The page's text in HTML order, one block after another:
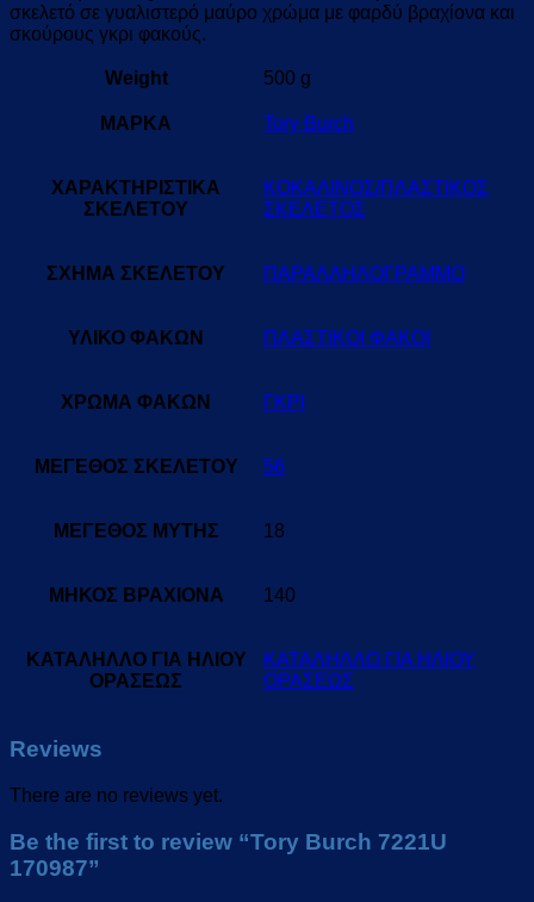
σκελετό σε γυαλιστερό μαύρο χρώμα με φαρδύ βραχίονα και
σκούρους γκρι φακούς.
Weight 500 g
ΜΑΡΚΑ Tory Burch
ΧΑΡΑΚΤΗΡΙΣΤΙΚΑ
ΣΚΕΛΕΤΟΥ
ΚΟΚΑΛΙΝΟΣ/ΠΛΑΣΤΙΚΟΣ
ΣΚΕΛΕΤΟΣ
ΣΧΗΜΑ ΣΚΕΛΕΤΟΥ ΠΑΡΑΛΛΗΛΟΓΡΑΜΜΟ
ΥΛΙΚΟ ΦΑΚΩΝ ΠΛΑΣΤΙΚΟΙ ΦΑΚΟΙ
ΧΡΩΜΑ ΦΑΚΩΝ ΓΚΡΙ
ΜΕΓΕΘΟΣ ΣΚΕΛΕΤΟΥ 56
ΜΕΓΕΘΟΣ ΜΥΤΗΣ 18
ΜΗΚΟΣ ΒΡΑΧΙΟΝΑ 140
ΚΑΤΑΛΗΛΛΟ ΓΙΑ ΗΛΙΟΥ
ΟΡΑΣΕΩΣ
ΚΑΤΑΛΗΛΛΟ ΓΙΑ ΗΛΙΟΥ
ΟΡΑΣΕΩΣ
Reviews
There are no reviews yet.
Be the first to review “Tory Burch 7221U
170987”